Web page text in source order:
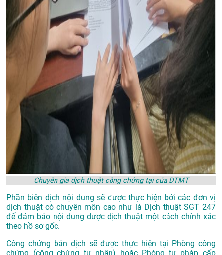
Chuyên gia dịch thuật công chứng tại của DTMT
Phần biên dịch nội dung sẽ được thực hiện bởi các đơn vị
dịch thuật có chuyên môn cao như là Dịch thuật SGT 247
để đảm bảo nội dung dược dịch thuật một cách chính xác
theo hồ sơ gốc.
Công chứng bản dịch sẽ được thực hiện tại Phòng công
chứng (công chứng tư nhân) hoặc Phòng tư pháp cấp